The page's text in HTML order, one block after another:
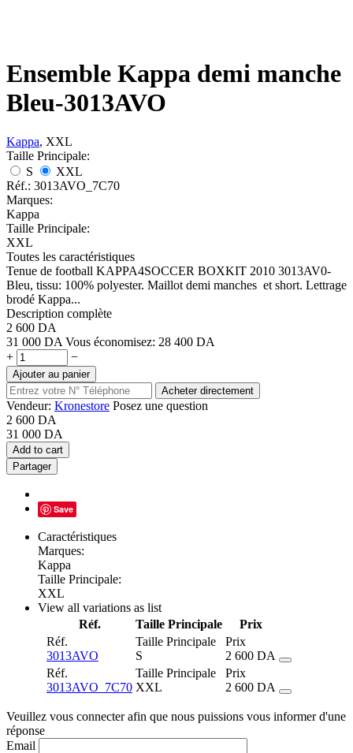
Ensemble Kappa demi manche
Bleu-3013AVO
Kappa, XXL
Taille Principale:
S
XXL
Réf.: 3013AVO_7C70
Marques:
Kappa
Taille Principale:
XXL
Toutes les caractéristiques
Tenue de football KAPPA4SOCCER BOXKIT 2010 3013AV0-
Bleu, tissu: 100% polyester. Maillot demi manches et short. Lettrage
brodé Kappa...
Description complète
2 600 DA
31 000 DA Vous économisez: 28 400 DA
+
−
Ajouter au panier
Acheter directement
Vendeur: Kronestore Posez une question
2 600 DA
31 000 DA
Add to cart
Partager
Save
Caractéristiques
Marques:
Kappa
Taille Principale:
XXL
View all variations as list
Réf.
Taille Principale
Prix
Réf.
3013AVO
Taille Principale
S
Prix
2 600 DA
Réf.
3013AVO_7C70
Taille Principale
XXL
Prix
2 600 DA
Veuillez vous connecter afin que nous puissions vous informer d'une
réponse
Email